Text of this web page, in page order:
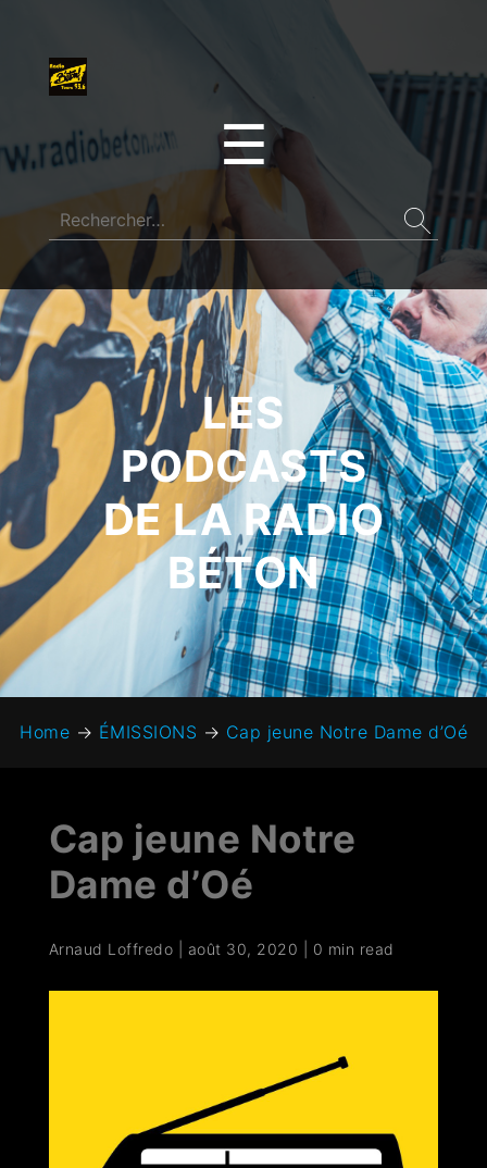
☰
LES
PODCASTS
DE LA RADIO
BÉTON
Home → ÉMISSIONS → Cap jeune Notre Dame d’Oé
Cap jeune Notre
Dame d’Oé
Arnaud Loffredo août 30, 2020 0 min read